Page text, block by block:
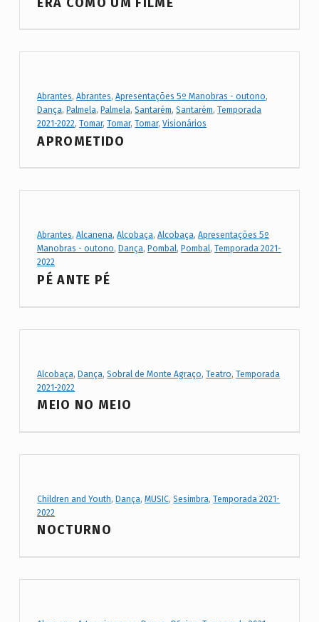
a
t
Project Category:
Abrantes,Abrantes,Apresentações 5º Manobras - outono,
Dança, Palmela, Palmela,Santarém,Santarém,Temporada
2021-2022,Tomar,Tomar,Tomar,Visionários
APROMETIDO
Project Category:
Abrantes,Alcanena,Alcobaça,Alcobaça,Apresentações 5º
Manobras - outono, Dança, Pombal, Pombal,Temporada 2021-
2022
PÉ ANTE PÉ
Project Category:
Alcobaça,Dança,Sobral de Monte Agraço,Teatro,Temporada
2021-2022
MEIO NO MEIO
Project Category:
Children and Youth,Dança,MUSIC,Sesimbra,Temporada 2021-
2022
NOCTURNO
Project Category: